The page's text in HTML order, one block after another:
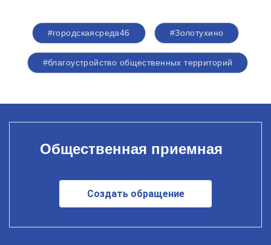
#городскаясреда46 #Золотухино
#благоустройство общественных территорий
Общественная приемная
Создать обращение